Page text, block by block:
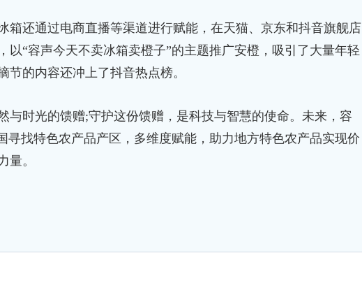
还通过电商直播等渠道进行赋能，在天猫、京东和抖音旗舰店
以“容声今天不卖冰箱卖橙子”的主题推广安橙，吸引了大量年轻
的内容还冲上了抖音热点榜。
时光的馈赠;守护这份馈赠，是科技与智慧的使命。未来，容
寻找特色农产品产区，多维度赋能，助力地方特色农产品实现价
量。